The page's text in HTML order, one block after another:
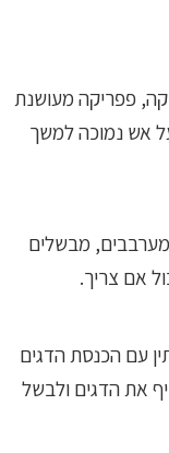
פפריקה מעושנת
אש נמוכה למשך
מבשלים
עם הכנסת הדגים
את הדגים ולבשל